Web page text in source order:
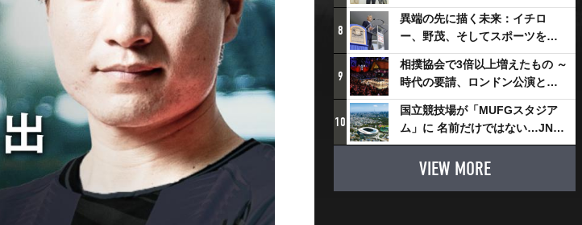
スチャダラパーが川崎新！アリ
ーナシティ・プロジェクトを語
る 「楽しみでしかないでしょ。
川崎は、ずっと成長曲線だか
ら」
8
異端の先に描く未来：イチロ
ー、野茂、そしてスポーツを支
える科学界の挑戦
9
相撲協会で3倍以上増えたもの ～
時代の要請、ロンドン公演と古
式大相撲
10
国立競技場が「MUFGスタジア
ム」に 名前だけではない…JNSE
とMUFGが“共創”し描く地域活
性化・社会価値創造の近未来図
VIEW MORE